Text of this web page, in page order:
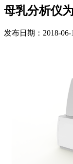
母乳分析仪
发布日期：2018-